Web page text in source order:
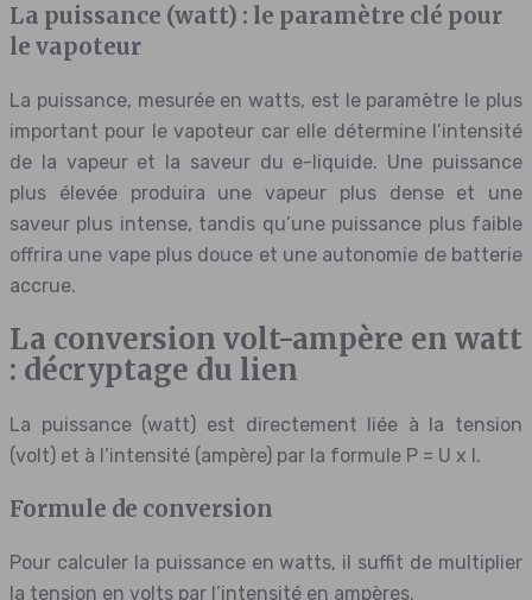
La puissance (watt) : le paramètre clé pour
le vapoteur
La puissance, mesurée en watts, est le paramètre le plus
important pour le vapoteur car elle détermine l’intensité
de la vapeur et la saveur du e-liquide. Une puissance
plus élevée produira une vapeur plus dense et une
saveur plus intense, tandis qu’une puissance plus faible
offrira une vape plus douce et une autonomie de batterie
accrue.
La conversion volt-ampère en watt
: décryptage du lien
La puissance (watt) est directement liée à la tension
(volt) et à l’intensité (ampère) par la formule P = U x I.
Formule de conversion
Pour calculer la puissance en watts, il suffit de multiplier
la tension en volts par l’intensité en ampères.